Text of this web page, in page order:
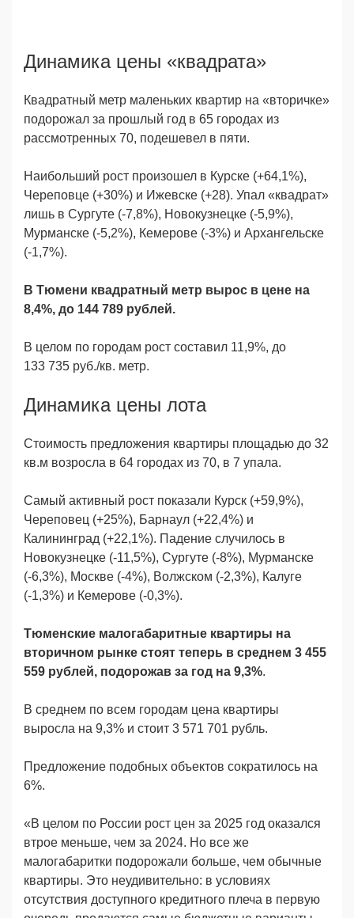
Динамика цены «квадрата»
Квадратный метр маленьких квартир на «вторичке»
подорожал за прошлый год в 65 городах из
рассмотренных 70, подешевел в пяти.
Наибольший рост произошел в Курске (+64,1%),
Череповце (+30%) и Ижевске (+28). Упал «квадрат»
лишь в Сургуте (-7,8%), Новокузнецке (-5,9%),
Мурманске (-5,2%), Кемерове (-3%) и Архангельске
(-1,7%).
В Тюмени квадратный метр вырос в цене на
8,4%, до 144 789 рублей.
В целом по городам рост составил 11,9%, до
133 735 руб./кв. метр.
Динамика цены лота
Стоимость предложения квартиры площадью до 32
кв.м возросла в 64 городах из 70, в 7 упала.
Самый активный рост показали Курск (+59,9%),
Череповец (+25%), Барнаул (+22,4%) и
Калининград (+22,1%). Падение случилось в
Новокузнецке (-11,5%), Сургуте (-8%), Мурманске
(-6,3%), Москве (-4%), Волжском (-2,3%), Калуге
(-1,3%) и Кемерове (-0,3%).
Тюменские малогабаритные квартиры на
вторичном рынке стоят теперь в среднем 3 455
559 рублей, подорожав за год на 9,3%.
В среднем по всем городам ценa квартиры
выросла на 9,3% и стоит 3 571 701 рубль.
Предложение подобных объектов сократилось на
6%.
«В целом по России рост цен за 2025 год оказался
втрое меньше, чем за 2024. Но все же
малогабаритки подорожали больше, чем обычные
квартиры. Это неудивительно: в условиях
отсутствия доступного кредитного плеча в первую